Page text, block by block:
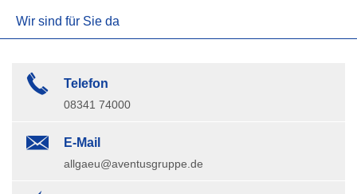
Wir sind für Sie da
Telefon
08341 74000
E-Mail
allgaeu@aventusgruppe.de